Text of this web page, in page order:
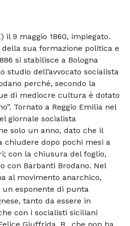
il 9 maggio 1860, impiegato.
sua formazione politica e
si stabilisce a Bologna
studio dell’avvocato socialista
perché, secondo la
di mediocre cultura è dotato
Tornato a Reggio Emilia nel
giornale socialista
solo un anno, dato che il
chiudere dopo pochi mesi a
con la chiusura del foglio,
con Barbanti Brodano. Nel
al movimento anarchico,
esponente di punta
tanto da essere in
con i socialisti siciliani